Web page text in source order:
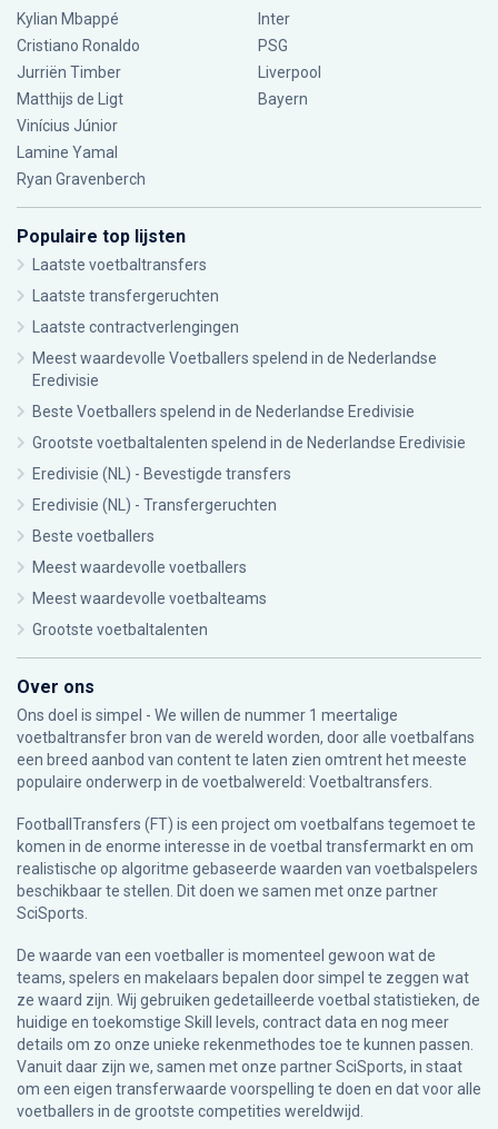
Kylian Mbappé
Cristiano Ronaldo
Jurriën Timber
Matthijs de Ligt
Vinícius Júnior
Lamine Yamal
Ryan Gravenberch
Inter
PSG
Liverpool
Bayern
Populaire top lijsten
Laatste voetbaltransfers
Laatste transfergeruchten
Laatste contractverlengingen
Meest waardevolle Voetballers spelend in de Nederlandse
Eredivisie
Beste Voetballers spelend in de Nederlandse Eredivisie
Grootste voetbaltalenten spelend in de Nederlandse Eredivisie
Eredivisie (NL) - Bevestigde transfers
Eredivisie (NL) - Transfergeruchten
Beste voetballers
Meest waardevolle voetballers
Meest waardevolle voetbalteams
Grootste voetbaltalenten
Over ons
Ons doel is simpel - We willen de nummer 1 meertalige
voetbaltransfer bron van de wereld worden, door alle voetbalfans
een breed aanbod van content te laten zien omtrent het meeste
populaire onderwerp in de voetbalwereld: Voetbaltransfers.
FootballTransfers (FT) is een project om voetbalfans tegemoet te
komen in de enorme interesse in de voetbal transfermarkt en om
realistische op algoritme gebaseerde waarden van voetbalspelers
beschikbaar te stellen. Dit doen we samen met onze partner
SciSports
De waarde van een voetballer is momenteel gewoon wat de
teams, spelers en makelaars bepalen door simpel te zeggen wat
ze waard zijn. Wij gebruiken gedetailleerde voetbal statistieken, de
huidige en toekomstige Skill levels, contract data en nog meer
details om zo onze unieke rekenmethodes toe te kunnen passen.
Vanuit daar zijn we, samen met onze partner SciSports, in staat
om een eigen transferwaarde voorspelling te doen en dat voor alle
voetballers in de grootste competities wereldwijd.